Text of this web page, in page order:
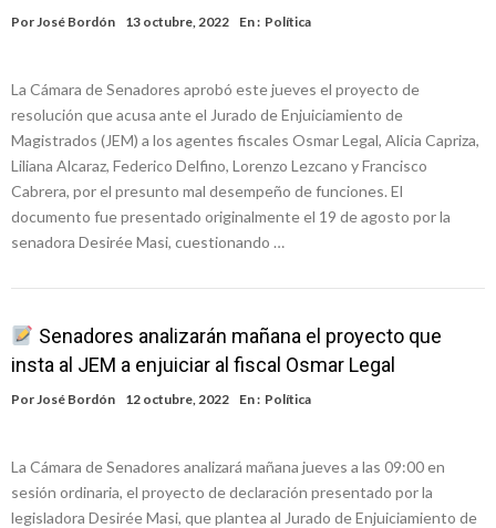
PorJosé Bordón 13 octubre, 2022 En : Política
La Cámara de Senadores aprobó este jueves el proyecto de
resolución que acusa ante el Jurado de Enjuiciamiento de
Magistrados (JEM) a los agentes fiscales Osmar Legal, Alicia Capriza,
Liliana Alcaraz, Federico Delfino, Lorenzo Lezcano y Francisco
Cabrera, por el presunto mal desempeño de funciones. El
documento fue presentado originalmente el 19 de agosto por la
senadora Desirée Masi, cuestionando …
Senadores analizarán mañana el proyecto que
insta al JEM a enjuiciar al fiscal Osmar Legal
PorJosé Bordón 12 octubre, 2022 En : Política
La Cámara de Senadores analizará mañana jueves a las 09:00 en
sesión ordinaria, el proyecto de declaración presentado por la
legisladora Desirée Masi, que plantea al Jurado de Enjuiciamiento de